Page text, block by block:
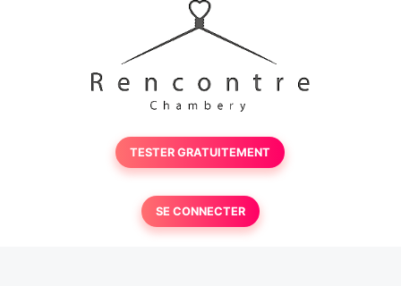
TESTER GRATUITEMENT
SE CONNECTER